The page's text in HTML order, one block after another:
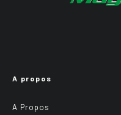
A propos
A Propos